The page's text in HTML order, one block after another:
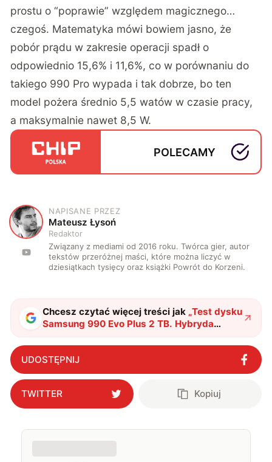
prostu o “poprawie” względem magicznego…
czegoś. Matematyka mówi bowiem jasno, że
pobór prądu w zakresie operacji spadł o
odpowiednio 15,6% i 11,6%, co w porównaniu do
takiego 990 Pro wypada i tak dobrze, bo ten
model pożera średnio 5,5 watów w czasie pracy,
a maksymalnie nawet 8,5 W.
POLECAMY
M
NAPISANE PRZEZ
Mateusz Łysoń
Redaktor
Związany z mediami od 2016 roku. Twórca gier, autor
tekstów przeróżnej maści, które można liczyć w
dziesiątkach tysięcy oraz książki Powrót do Korzeni.
Chcesz czytać więcej treści jak „Test dysku
Samsung 990 Evo Plus 2 TB. Hybryda
powraca w potężniejszym wydaniu"?
UDOSTĘPNIJ
TWITTER Kopiuj